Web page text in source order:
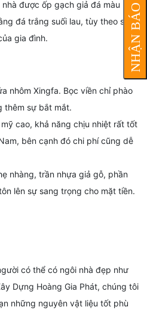
được ốp gạch giả đá màu
đá trắng suối lau, tùy theo sự
gia đình.
nhôm Xingfa. Bọc viền chỉ phào
thêm sự bắt mắt.
cao, khả năng chịu nhiệt rất tốt
bên cạnh đó chi phí cũng dễ
nhàng, trần nhựa giả gỗ, phần
lên sự sang trọng cho mặt tiền.
có thể có ngôi nhà đẹp như
Dựng Hoàng Gia Phát, chúng tôi
những nguyên vật liệu tốt phù
NHẬN BÁO GIÁ